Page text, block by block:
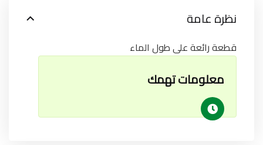
نظرة عامة
قطعة رائعة على طول الماء
معلومات تهمك